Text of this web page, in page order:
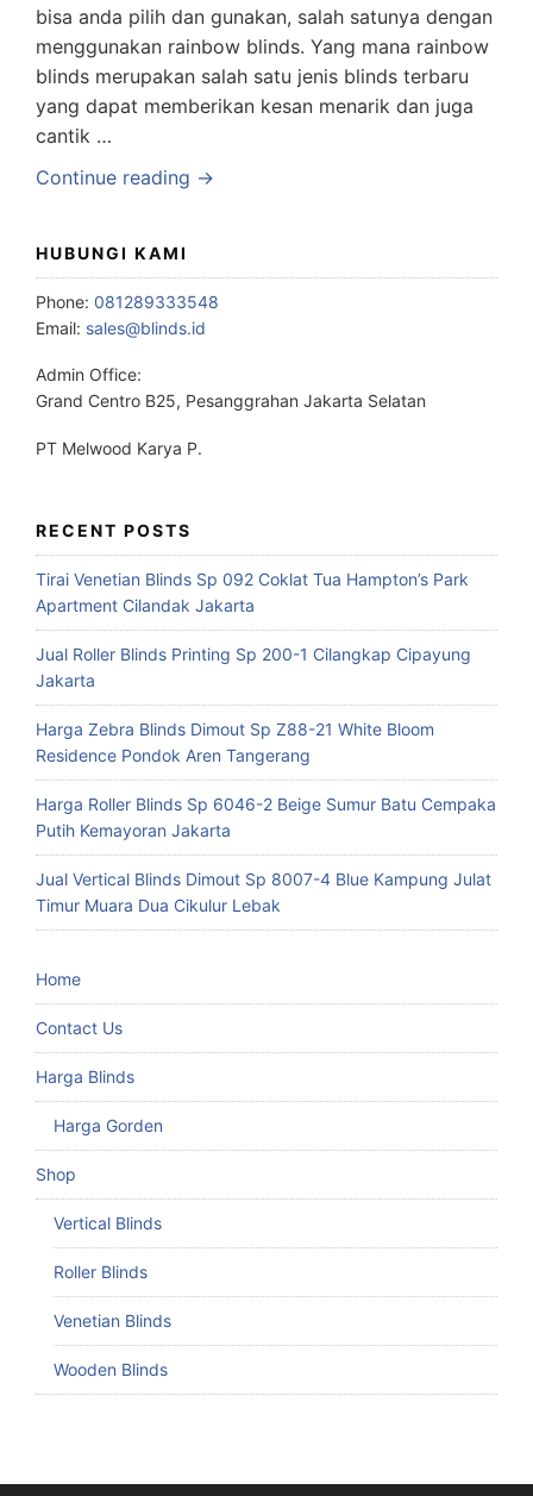
bisa anda pilih dan gunakan, salah satunya dengan
menggunakan rainbow blinds. Yang mana rainbow
blinds merupakan salah satu jenis blinds terbaru
yang dapat memberikan kesan menarik dan juga
cantik …
Continue reading →
HUBUNGI KAMI
Phone: 081289333548
Email: sales@blinds.id
Admin Office:
Grand Centro B25, Pesanggrahan Jakarta Selatan
PT Melwood Karya P.
RECENT POSTS
Tirai Venetian Blinds Sp 092 Coklat Tua Hampton’s Park
Apartment Cilandak Jakarta
Jual Roller Blinds Printing Sp 200-1 Cilangkap Cipayung
Jakarta
Harga Zebra Blinds Dimout Sp Z88-21 White Bloom
Residence Pondok Aren Tangerang
Harga Roller Blinds Sp 6046-2 Beige Sumur Batu Cempaka
Putih Kemayoran Jakarta
Jual Vertical Blinds Dimout Sp 8007-4 Blue Kampung Julat
Timur Muara Dua Cikulur Lebak
Home
Contact Us
Harga Blinds
Harga Gorden
Shop
Vertical Blinds
Roller Blinds
Venetian Blinds
Wooden Blinds